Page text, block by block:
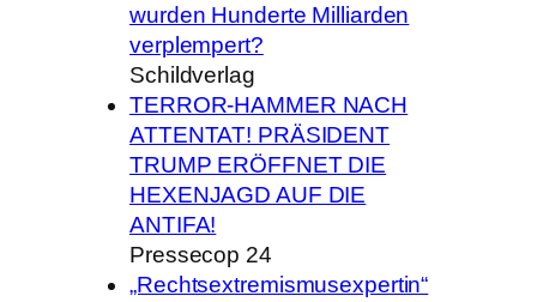
wurden Hunderte Milliarden
verplempert?
Schildverlag
TERROR-HAMMER NACH
ATTENTAT! PRÄSIDENT
TRUMP ERÖFFNET DIE
HEXENJAGD AUF DIE
ANTIFA!
Pressecop 24
„Rechtsextremismusexpertin“